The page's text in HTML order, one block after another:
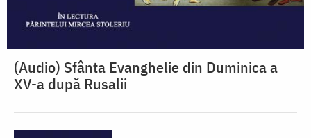
(Audio) Sfânta Evanghelie din Duminica a
XV-a după Rusalii